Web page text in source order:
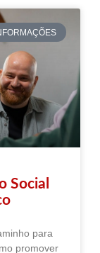
Social
para
promover